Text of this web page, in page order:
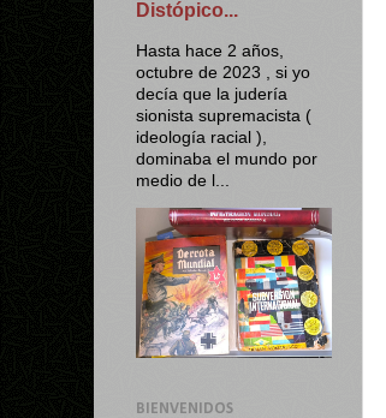
Distópico...
Hasta hace 2 años,
octubre de 2023 , si yo
decía que la judería
sionista supremacista (
ideología racial ),
dominaba el mundo por
medio de l...
BIENVENIDOS